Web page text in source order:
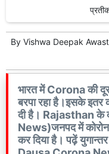
By Vishwa Deepak
भारत में Corona की
बरपा रहा है।इसके इतर
दी है। Rajasthan के
News)जनपद में
कर दिया है। पढ़ें